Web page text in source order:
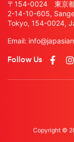
〒154-0024 東京都
2-14-10-605,
Tokyo, 154-0024,
Email:
Follow Us
Copyright ©